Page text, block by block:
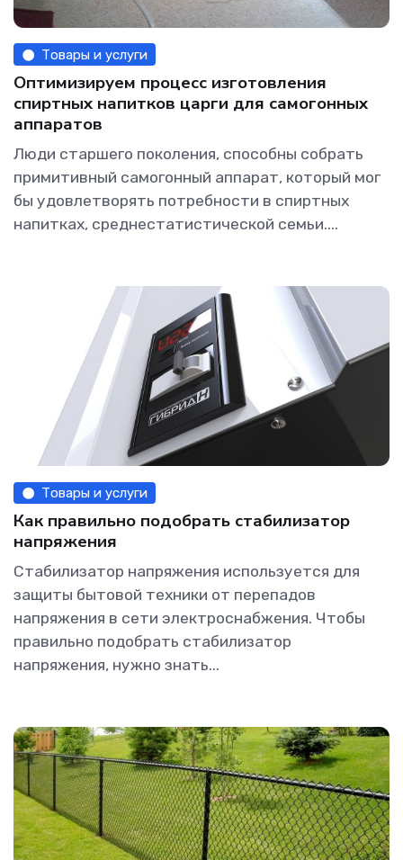
Товары и услуги
Оптимизируем процесс изготовления
спиртных напитков царги для самогонных
аппаратов
Люди старшего поколения, способны собрать
примитивный самогонный аппарат, который мог
бы удовлетворять потребности в спиртных
напитках, среднестатистической семьи....
Товары и услуги
Как правильно подобрать стабилизатор
напряжения
Стабилизатор напряжения используется для
защиты бытовой техники от перепадов
напряжения в сети электроснабжения. Чтобы
правильно подобрать стабилизатор
напряжения, нужно знать...